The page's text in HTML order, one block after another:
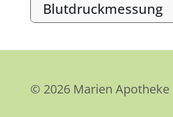
Blutdruckmessung
© 2026 Marien Apotheke